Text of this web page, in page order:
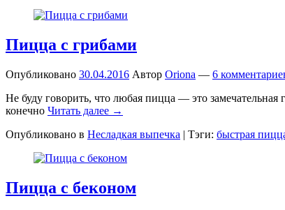
Пицца с грибами
Опубликовано 30.04.2016 Автор Oriona — 6
Не буду говорить, что любая пицца — это замечательная
конечно Читать далее →
Опубликовано в Несладкая выпечка | Тэги: быстрая
Пицца с беконом